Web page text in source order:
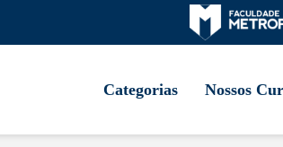
Categorias Nossos